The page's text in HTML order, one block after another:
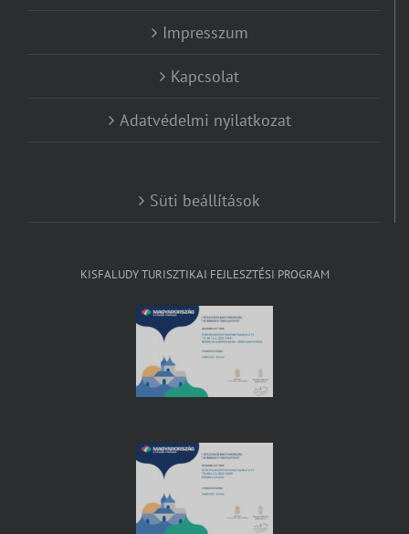
Impresszum
Kapcsolat
Adatvédelmi nyilatkozat
Süti beállítások
KISFALUDY TURISZTIKAI FEJLESZTÉSI PROGRAM